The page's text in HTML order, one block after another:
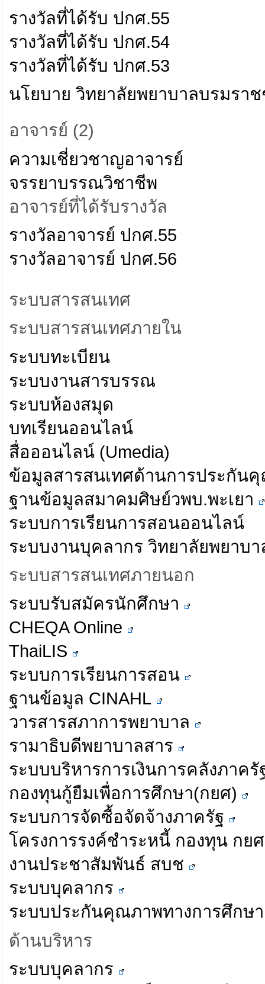
รางวัลที่ได้รับ ปกศ.55
รางวัลที่ได้รับ ปกศ.54
รางวัลที่ได้รับ ปกศ.53
นโยบาย วิทยาลัยพยาบาลบรมรา
อาจารย์ (2)
ความเชี่ยวชาญอาจารย์
จรรยาบรรณวิชาชีพ
อาจารย์ที่ได้รับรางวัล
รางวัลอาจารย์ ปกศ.55
รางวัลอาจารย์ ปกศ.56
ระบบสารสนเทศ
ระบบสารสนเทศภายใน
ระบบทะเบียน
ระบบงานสารบรรณ
ระบบห้องสมุด
บทเรียนออนไลน์
สื่อออนไลน์ (Umedia)
ข้อมูลสารสนเทศด้านการประกัน
ฐานข้อมูลสมาคมศิษย์วพบ.พะเยา
ระบบการเรียนการสอนออนไลน์
ระบบงานบุคลากร วิทยาลัยพยาบ
ระบบสารสนเทศภายนอก
ระบบรับสมัครนักศึกษา
CHEQA Online
ThaiLIS
ระบบการเรียนการสอน
ฐานข้อมูล CINAHL
วารสารสภาการพยาบาล
รามาธิบดีพยาบาลสาร
ระบบบริหารการเงินการคลังภาค
กองทุนกู้ยืมเพื่อการศึกษา(กยศ)
ระบบการจัดซื้อจัดจ้างภาครัฐ
โครงการรงค์ชำระหนี้ กองทุน ก
งานประชาสัมพันธ์ สบช
ระบบบุคลากร
ระบบประกันคุณภาพทางการศึกษ
ด้านบริหาร
ระบบบุคลากร